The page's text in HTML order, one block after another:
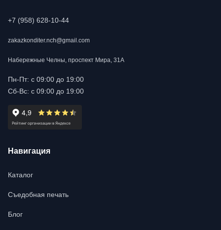
+7 (958) 628-10-44
zakazkonditer.nch@gmail.com
Набережные Челны, проспект Мира, 31А
Пн-Пт: с 09:00 до 19:00
Сб-Вс: с 09:00 до 19:00
Навигация
Каталог
Съедобная печать
Блог